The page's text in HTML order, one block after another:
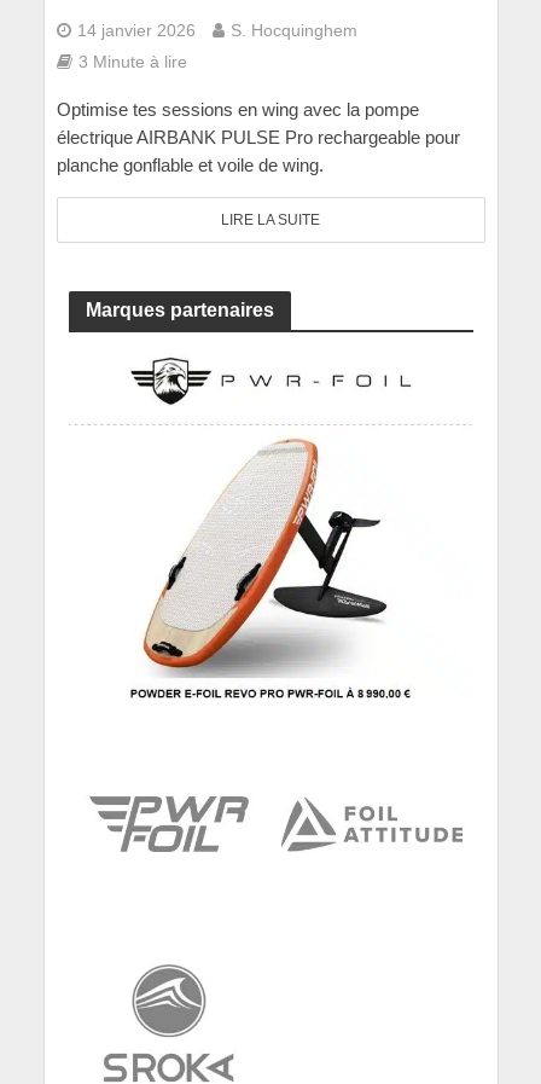
14 janvier 2026
S. Hocquinghem
3 Minute à lire
Optimise tes sessions en wing avec la pompe
électrique AIRBANK PULSE Pro rechargeable pour
planche gonflable et voile de wing.
LIRE LA SUITE
Marques partenaires